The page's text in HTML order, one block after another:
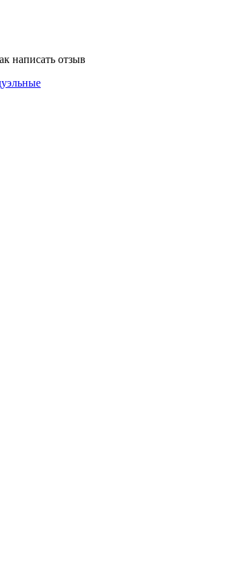
написать отзыв